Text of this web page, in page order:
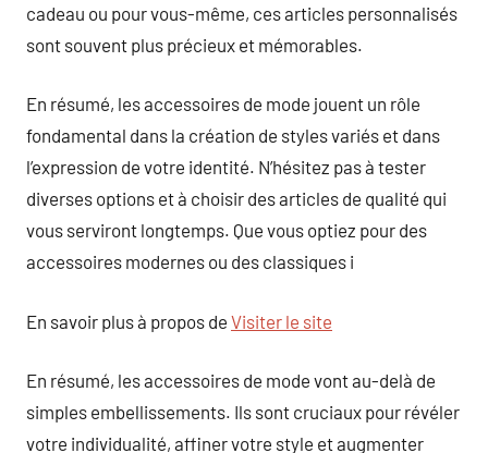
cadeau ou pour vous-même, ces articles personnalisés
sont souvent plus précieux et mémorables.
En résumé, les accessoires de mode jouent un rôle
fondamental dans la création de styles variés et dans
l’expression de votre identité. N’hésitez pas à tester
diverses options et à choisir des articles de qualité qui
vous serviront longtemps. Que vous optiez pour des
accessoires modernes ou des classiques i
En savoir plus à propos de Visiter le site
En résumé, les accessoires de mode vont au-delà de
simples embellissements. Ils sont cruciaux pour révéler
votre individualité, affiner votre style et augmenter